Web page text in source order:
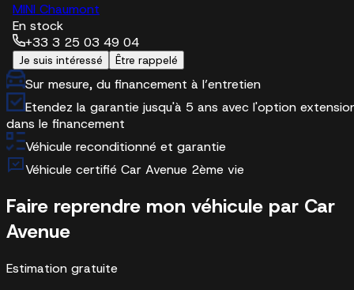
MINI Chaumont
En stock
+33 3 25 03 49 04
Je suis intéressé Être rappelé
Sur mesure, du financement à l’entretien
Etendez la garantie jusqu'à 5 ans avec l'option
dans le financement
Véhicule reconditionné et garantie
Véhicule certifié Car Avenue 2ème vie
Faire reprendre mon véhicule par Car
Avenue
Estimation gratuite